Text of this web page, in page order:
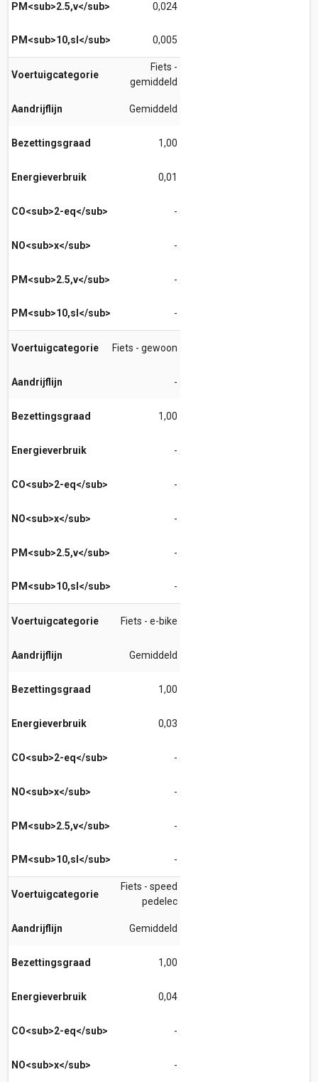
PM<sub>2.5,v</sub> 0,024
PM<sub>10,sl</sub> 0,005
Voertuigcategorie
Fiets -
gemiddeld
Aandrijflijn Gemiddeld
Bezettingsgraad 1,00
Energieverbruik 0,01
CO<sub>2-eq</sub> -
NO<sub>x</sub> -
PM<sub>2.5,v</sub> -
PM<sub>10,sl</sub> -
Voertuigcategorie Fiets - gewoon
Aandrijflijn -
Bezettingsgraad 1,00
Energieverbruik -
CO<sub>2-eq</sub> -
NO<sub>x</sub> -
PM<sub>2.5,v</sub> -
PM<sub>10,sl</sub> -
Voertuigcategorie Fiets - e-bike
Aandrijflijn Gemiddeld
Bezettingsgraad 1,00
Energieverbruik 0,03
CO<sub>2-eq</sub> -
NO<sub>x</sub> -
PM<sub>2.5,v</sub> -
PM<sub>10,sl</sub> -
Voertuigcategorie
Fiets - speed
pedelec
Aandrijflijn Gemiddeld
Bezettingsgraad 1,00
Energieverbruik 0,04
CO<sub>2-eq</sub> -
NO<sub>x</sub> -